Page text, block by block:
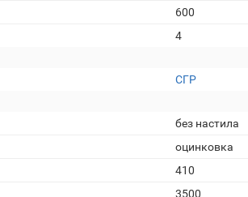
600
4
СГР
без настила
оцинковка
410
3500